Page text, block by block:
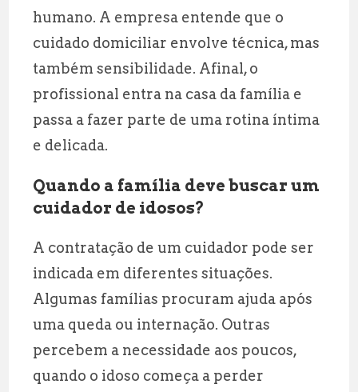
humano. A empresa entende que o
cuidado domiciliar envolve técnica, mas
também sensibilidade. Afinal, o
profissional entra na casa da família e
passa a fazer parte de uma rotina íntima
e delicada.
Quando a família deve buscar um
cuidador de idosos?
A contratação de um cuidador pode ser
indicada em diferentes situações.
Algumas famílias procuram ajuda após
uma queda ou internação. Outras
percebem a necessidade aos poucos,
quando o idoso começa a perder